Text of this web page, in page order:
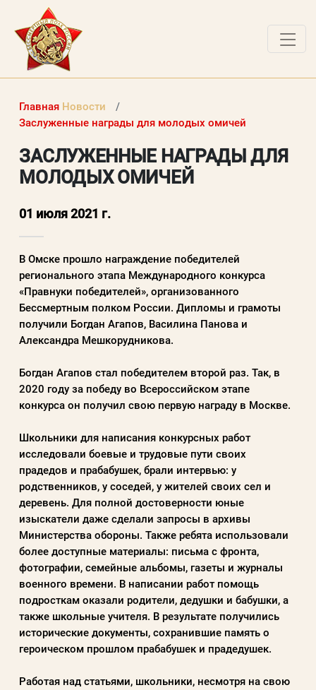
О ПРОЕКТЕ
НОВОСТИ
РАБОТЫ ПОБЕДИТЕЛЕЙ
ВХОД В ЛИЧНЫЙ КАБИНЕТ
Логин (электронная почта)
Заполняя данную форму вы соглашаетесь с
ВОЙТИ
Регистрация Забыли пароль?
Главная Новости
Заслуженные награды для молодых омичей
ЗАСЛУЖЕННЫЕ НАГРАДЫ ДЛЯ
МОЛОДЫХ ОМИЧЕЙ
01 июля 2021 г.
В Омске прошло награждение победителей
регионального этапа Международного конкурса
«Правнуки победителей», организованного
Бессмертным полком России. Дипломы и грамоты
получили Богдан Агапов, Василина Панова и
Александра Мешкорудникова.
Богдан Агапов стал победителем второй раз. Так, в
2020 году за победу во Всероссийском этапе
конкурса он получил свою первую награду в Москве.
Школьники для написания конкурсных работ
исследовали боевые и трудовые пути своих
прадедов и прабабушек, брали интервью: у
родственников, у соседей, у жителей своих сел и
деревень. Для полной достоверности юные
изыскатели даже сделали запросы в архивы
Министерства обороны. Также ребята использовали
более доступные материалы: письма с фронта,
фотографии, семейные альбомы, газеты и журналы
военного времени. В написании работ помощь
подросткам оказали родители, дедушки и бабушки, а
также школьные учителя. В результате получились
исторические документы, сохранившие память о
героическом прошлом прабабушек и прадедушек.
Работая над статьями, школьники, несмотря на свою